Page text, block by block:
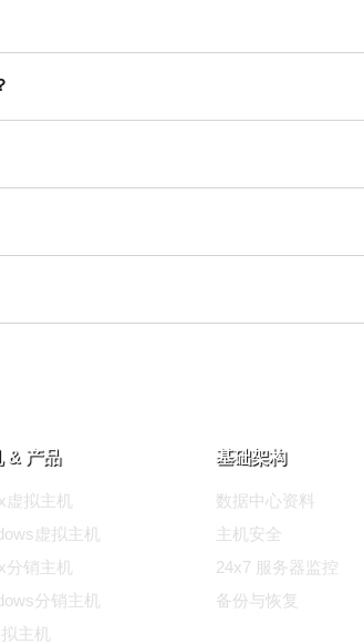
& 产品
虚拟主机
虚拟主机
分销主机
分销主机
主机
基础架构
数据中心资料
主机安全
24x7 服务器监控
备份与恢复